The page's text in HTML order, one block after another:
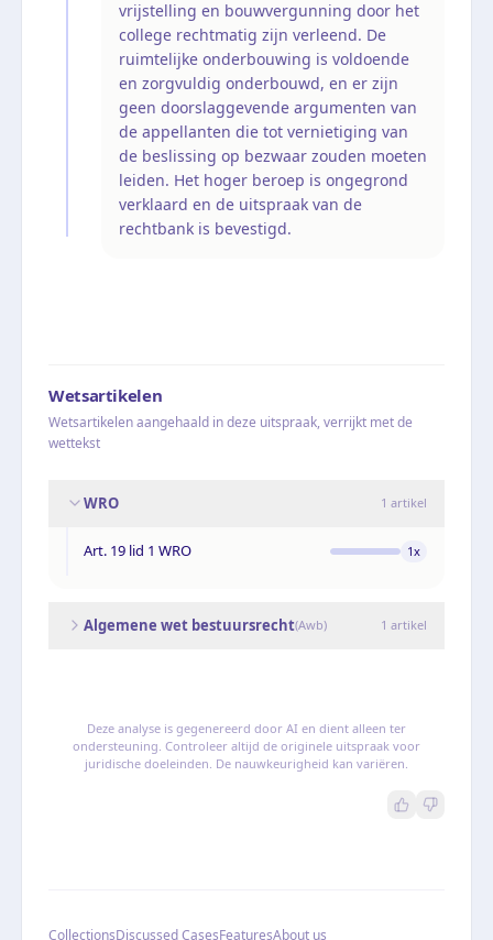
vrijstelling en bouwvergunning door het
college rechtmatig zijn verleend. De
ruimtelijke onderbouwing is voldoende
en zorgvuldig onderbouwd, en er zijn
geen doorslaggevende argumenten van
de appellanten die tot vernietiging van
de beslissing op bezwaar zouden moeten
leiden. Het hoger beroep is ongegrond
verklaard en de uitspraak van de
rechtbank is bevestigd.
Wetsartikelen
Wetsartikelen aangehaald in deze uitspraak, verrijkt met de
wettekst
WRO 1 artikel
Art. 19 lid 1 WRO 1x
Algemene wet bestuursrecht(Awb) 1 artikel
Deze analyse is gegenereerd door AI en dient alleen ter
ondersteuning. Controleer altijd de originele uitspraak voor
juridische doeleinden. De nauwkeurigheid kan variëren.
CollectionsDiscussed CasesFeaturesAbout us